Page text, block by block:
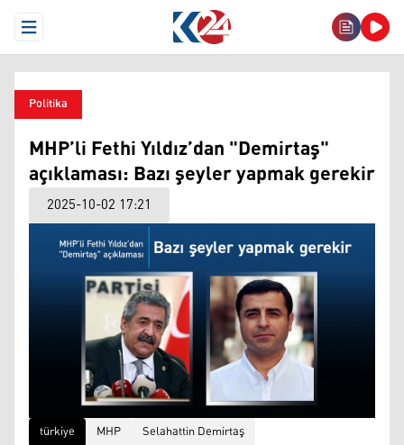
Open Menu
Politika
MHP’li Fethi Yıldız’dan "Demirtaş"
açıklaması: Bazı şeyler yapmak gerekir
2025-10-02 17:21
türkiye MHP Selahattin Demirtaş